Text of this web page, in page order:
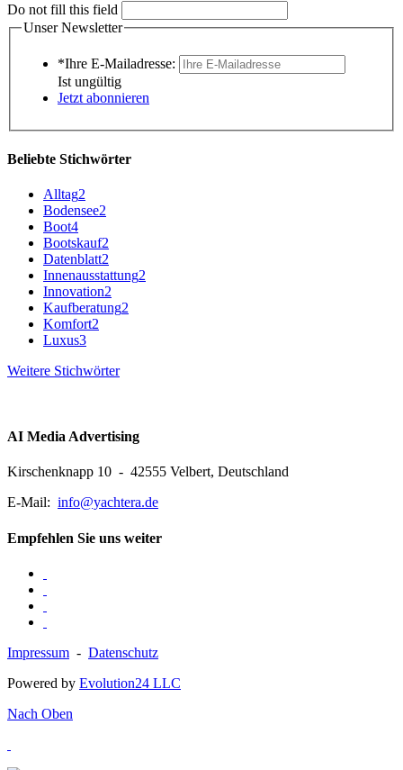
Do not fill this field
Unser Newsletter
*Ihre E-Mailadresse:
Ist ungültig
Jetzt abonnieren
Beliebte Stichwörter
Alltag2
Bodensee2
Boot4
Bootskauf2
Datenblatt2
Innenausstattung2
Innovation2
Kaufberatung2
Komfort2
Luxus3
Weitere Stichwörter
AI Media Advertising
Kirschenknapp 10 - 42555 Velbert, Deutschland
E-Mail: info@yachtera.de
Empfehlen Sie uns weiter
Impressum - Datenschutz
Powered by Evolution24 LLC
Nach Oben